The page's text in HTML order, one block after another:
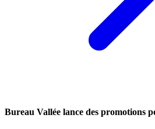
Bureau Vallée lance des promotions